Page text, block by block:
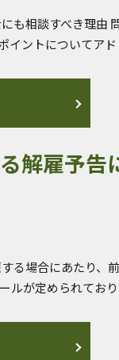
も相談すべき理由
イントについてアド
解雇予告
る場合にあたり、
ルが定められてお